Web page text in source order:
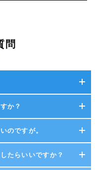
問
か？
のですが。
たらいいですか？